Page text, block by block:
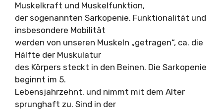
Muskelkraft und Muskelfunktion,
der sogenannten Sarkopenie. Funktionalität und
insbesondere Mobilität
werden von unseren Muskeln „getragen“, ca. die
Hälfte der Muskulatur
des Körpers steckt in den Beinen. Die Sarkopenie
beginnt im 5.
Lebensjahrzehnt, und nimmt mit dem Alter
sprunghaft zu. Sind in der